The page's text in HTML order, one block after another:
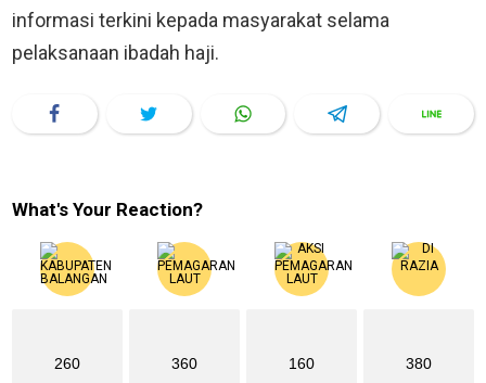
informasi terkini kepada masyarakat selama
pelaksanaan ibadah haji.
What's Your Reaction?
260 360 160 380